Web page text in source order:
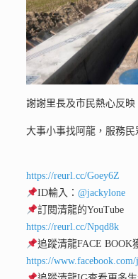
謝謝里長及市民熱心反映
大事小事找阿龍，服務民
https://reurl.cc/Goey6Z
ID輸入：@jackylone
訂閱清龍的YouTube
https://reurl.cc/Npqd8k
追蹤清龍FACE BOOK
https://